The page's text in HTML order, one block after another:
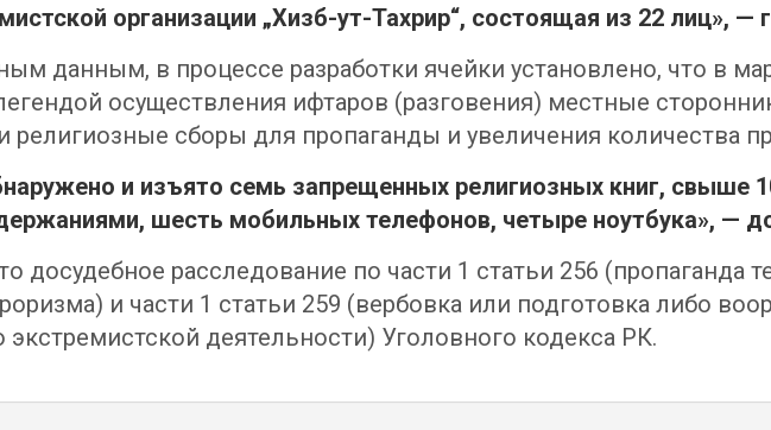
организации „Хизб-ут-Тахрир“, состоящая из 22 лиц»,
данным, в процессе разработки ячейки установлено, что в
осуществления ифтаров (разговения) местные
религиозные сборы для пропаганды и увеличения количества
и изъято семь запрещенных религиозных книг, свыше
шесть мобильных телефонов, четыре ноутбука», —
досудебное расследование по части 1 статьи 256
и части 1 статьи 259 (вербовка или подготовка либо
экстремистской деятельности) Уголовного кодекса РК.